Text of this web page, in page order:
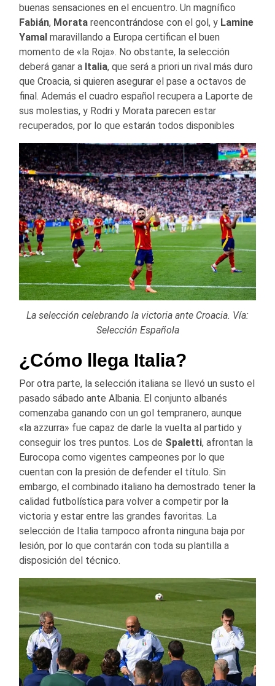
buenas sensaciones en el encuentro. Un magnífico
Fabián, Morata reencontrándose con el gol, y Lamine
Yamal maravillando a Europa certifican el buen
momento de «la Roja». No obstante, la selección
deberá ganar a Italia, que será a priori un rival más duro
que Croacia, si quieren asegurar el pase a octavos de
final. Además el cuadro español recupera a Laporte de
sus molestias, y Rodri y Morata parecen estar
recuperados, por lo que estarán todos disponibles
La selección celebrando la victoria ante Croacia. Vía:
Selección Española
¿Cómo llega Italia?
Por otra parte, la selección italiana se llevó un susto el
pasado sábado ante Albania. El conjunto albanés
comenzaba ganando con un gol tempranero, aunque
«la azzurra» fue capaz de darle la vuelta al partido y
conseguir los tres puntos. Los de Spaletti, afrontan la
Eurocopa como vigentes campeones por lo que
cuentan con la presión de defender el título. Sin
embargo, el combinado italiano ha demostrado tener la
calidad futbolística para volver a competir por la
victoria y estar entre las grandes favoritas. La
selección de Italia tampoco afronta ninguna baja por
lesión, por lo que contarán con toda su plantilla a
disposición del técnico.